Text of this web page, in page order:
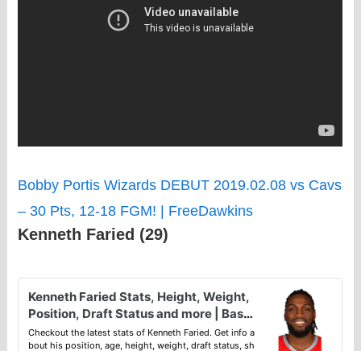
Bobby Portis Wizards DEBUT 2019.02.08 vs Cavs
– 30 Pts, 12-18 FGM! | FreeDawkins
Kenneth Faried (29)